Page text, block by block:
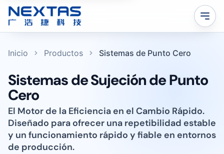
Inicio Productos Sistemas de Punto Cero
Sistemas de Sujeción de Punto
Cero
El Motor de la Eficiencia en el Cambio Rápido.
Diseñado para ofrecer una repetibilidad estable
y un funcionamiento rápido y fiable en entornos
de producción.